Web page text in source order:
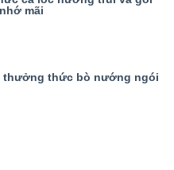
mãi
thưởng thức bò nướng ngói